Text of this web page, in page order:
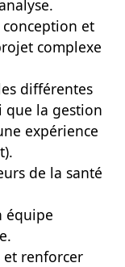
conception et
complexe
différentes
que la gestion
expérience
de la santé
équipe
et renforcer